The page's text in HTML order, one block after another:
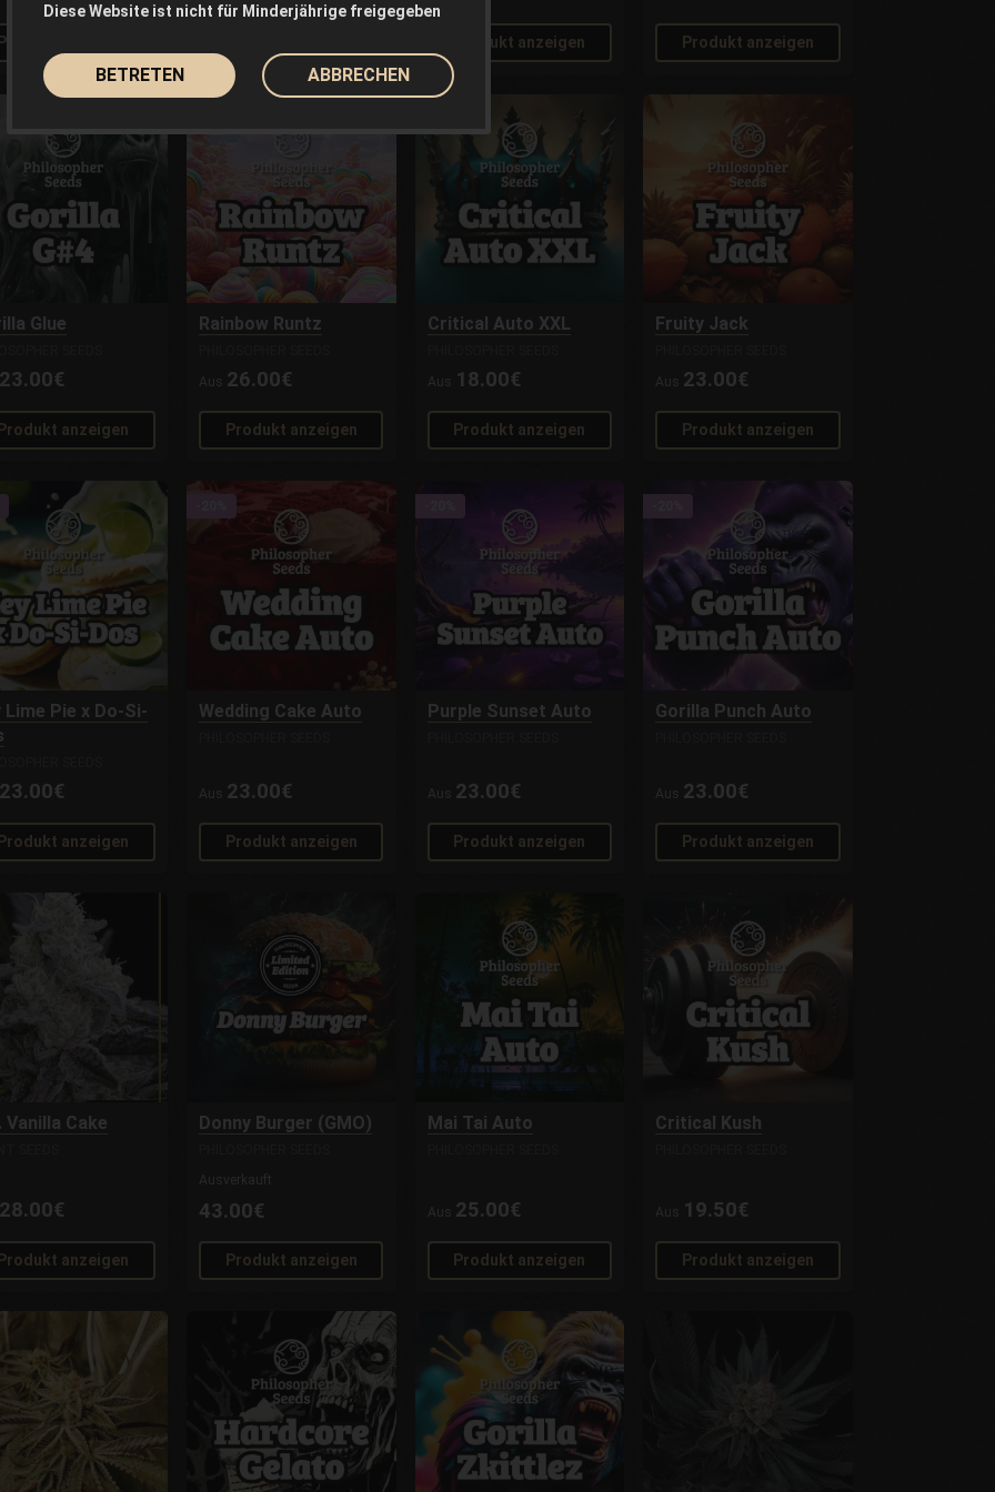
Produkt anzeigen Produkt anzeigen Produkt anzeigen
Glue
23.00€
Produkt anzeigen
Rainbow Runtz
Aus 26.00€
Produkt anzeigen
Critical Auto XXL
Aus
18.00€
Produkt anzeigen
Fruity Jack
Aus 23.00€
Produkt anzeigen
Lime Pie x Do-Si-
23.00€
Produkt anzeigen
Wedding Cake Auto
Aus 23.00€
Produkt anzeigen
Purple Sunset Auto
Aus 23.00€
Produkt anzeigen
Gorilla Punch Auto
Aus 23.00€
Produkt anzeigen
Vanilla Cake
28.00€
Produkt anzeigen
Donny Burger (GMO)
Ausverkauft
43.00€
Produkt anzeigen
Mai Tai Auto
Aus 25.00€
Produkt anzeigen
Critical Kush
Aus 19.50€
Produkt anzeigen
Diese Website ist nicht für Minderjährige freigegeben
BETRETEN ABBRECHEN